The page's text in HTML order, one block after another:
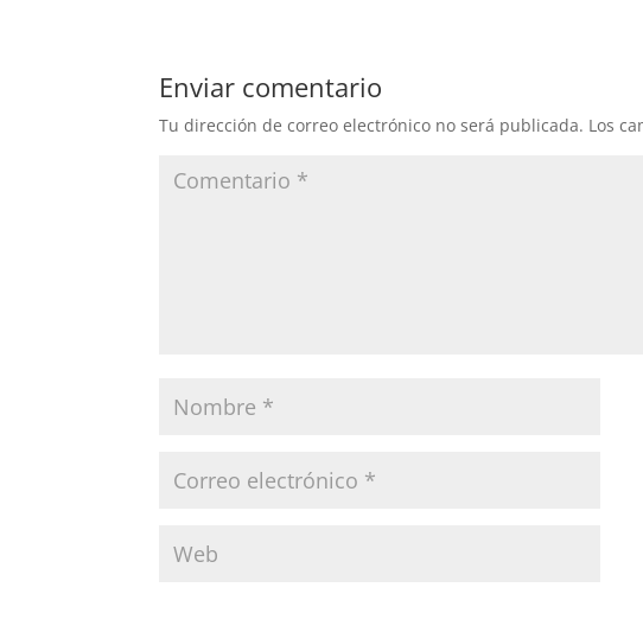
Enviar comentario
Tu dirección de correo electrónico no será publicada. Los